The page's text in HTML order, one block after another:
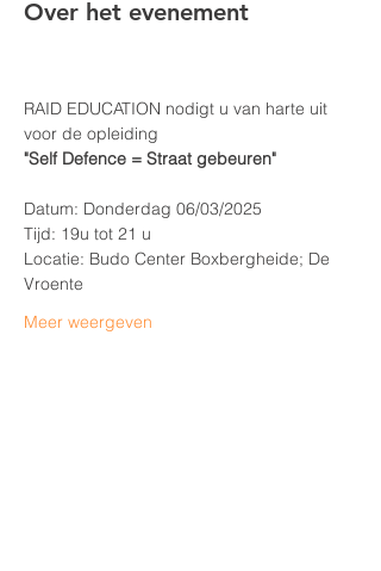
Over het evenement
RAID EDUCATION nodigt u van harte uit
voor de opleiding
"Self Defence = Straat gebeuren"
Datum: Donderdag 06/03/2025
Tijd: 19u tot 21 u
Locatie: Budo Center Boxbergheide; De
Vroente
Meer weergeven